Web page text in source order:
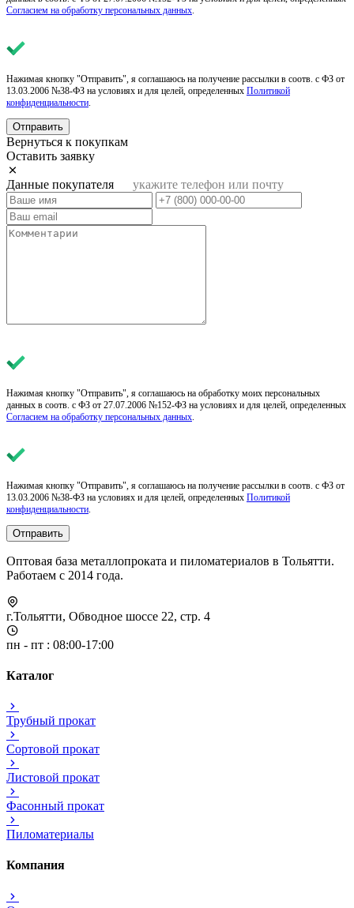
Согласием на обработку персональных данных
Нажимая кнопку "Отправить", я соглашаюсь на получение рассылки в соотв. с ФЗ от
13.03.2006 №38-ФЗ на условиях и для целей, определенных Политикой
конфиденциальности
Отправить
Вернуться к покупкам
Оставить заявку
Данные покупателя укажите телефон или почту
Нажимая кнопку "Отправить", я соглашаюсь на обработку моих персональных
данных в соотв. с ФЗ от 27.07.2006 №152-ФЗ на условиях и для целей, определенных
Согласием на обработку персональных данных
Нажимая кнопку "Отправить", я соглашаюсь на получение рассылки в соотв. с ФЗ от
13.03.2006 №38-ФЗ на условиях и для целей, определенных Политикой
конфиденциальности
Отправить
Оптовая база металлопроката и пиломатериалов в Тольятти.
Работаем с 2014 года.
г.Тольятти, Обводное шоссе 22, стр. 4
пн - пт : 08:00-17:00
Каталог
Трубный прокат
Сортовой прокат
Листовой прокат
Фасонный прокат
Пиломатериалы
Компания